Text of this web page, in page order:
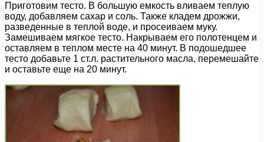
Приготовим тесто. В большую емкость вливаем теплую
воду, добавляем сахар и соль. Также кладем дрожжи,
разведенные в теплой воде, и просеиваем муку.
Замешиваем мягкое тесто. Накрываем его полотенцем и
оставляем в теплом месте на 40 минут. В подошедшее
тесто добавьте 1 ст.л. растительного масла, перемешайте
и оставьте еще на 20 минут.